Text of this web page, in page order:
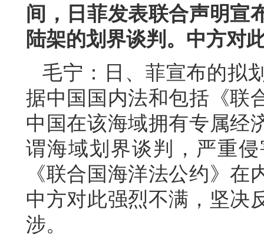
间，日菲发表联合声明宣
陆架的划界谈判。中方对
毛宁：日、菲宣布的拟
据中国国内法和包括《联
中国在该海域拥有专属经
谓海域划界谈判，严重
《联合国海洋法公约》
中方对此强烈不满，坚决
涉。